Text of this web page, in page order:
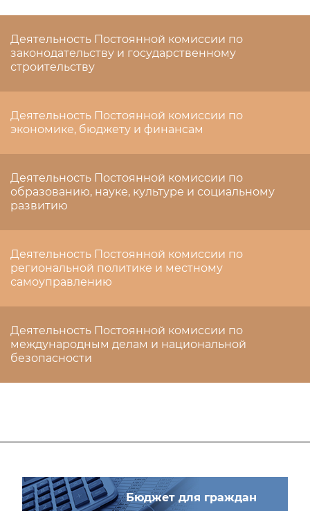
Деятельность Постоянной комиссии по
законодательству и государственному
строительству
Деятельность Постоянной комиссии по
экономике, бюджету и финансам
Деятельность Постоянной комиссии по
образованию, науке, культуре и социальному
развитию
Деятельность Постоянной комиссии по
региональной политике и местному
самоуправлению
Деятельность Постоянной комиссии по
международным делам и национальной
безопасности
Бюджет для граждан